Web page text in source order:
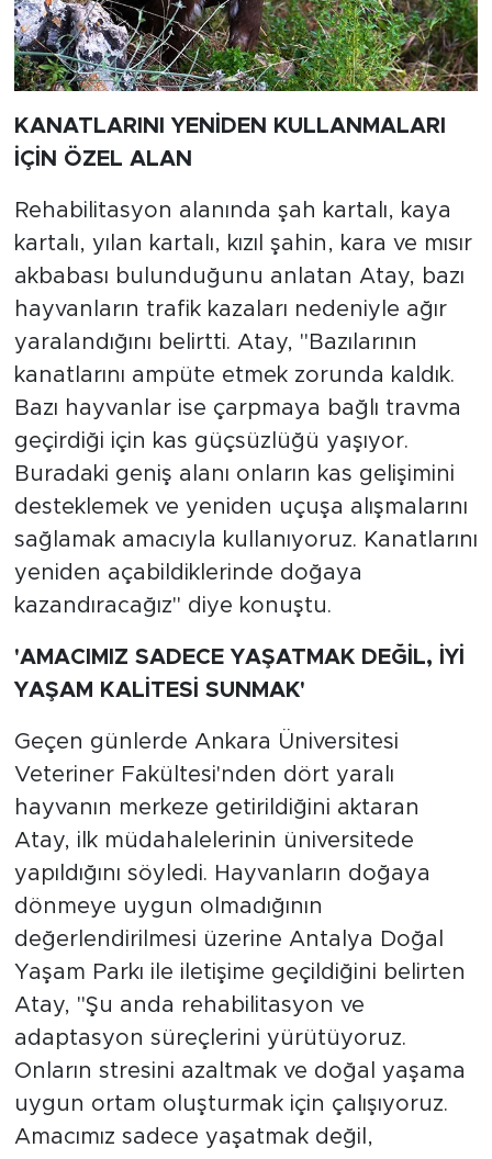
KANATLARINI YENİDEN KULLANMALARI
İÇİN ÖZEL ALAN
Rehabilitasyon alanında şah kartalı, kaya
kartalı, yılan kartalı, kızıl şahin, kara ve mısır
akbabası bulunduğunu anlatan Atay, bazı
hayvanların trafik kazaları nedeniyle ağır
yaralandığını belirtti. Atay, "Bazılarının
kanatlarını ampüte etmek zorunda kaldık.
Bazı hayvanlar ise çarpmaya bağlı travma
geçirdiği için kas güçsüzlüğü yaşıyor.
Buradaki geniş alanı onların kas gelişimini
desteklemek ve yeniden uçuşa alışmalarını
sağlamak amacıyla kullanıyoruz. Kanatlarını
yeniden açabildiklerinde doğaya
kazandıracağız" diye konuştu.
'AMACIMIZ SADECE YAŞATMAK DEĞİL, İYİ
YAŞAM KALİTESİ SUNMAK'
Geçen günlerde Ankara Üniversitesi
Veteriner Fakültesi'nden dört yaralı
hayvanın merkeze getirildiğini aktaran
Atay, ilk müdahalelerinin üniversitede
yapıldığını söyledi. Hayvanların doğaya
dönmeye uygun olmadığının
değerlendirilmesi üzerine Antalya Doğal
Yaşam Parkı ile iletişime geçildiğini belirten
Atay, "Şu anda rehabilitasyon ve
adaptasyon süreçlerini yürütüyoruz.
Onların stresini azaltmak ve doğal yaşama
uygun ortam oluşturmak için çalışıyoruz.
Amacımız sadece yaşatmak değil,